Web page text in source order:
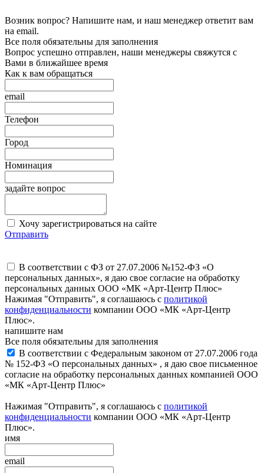
Возник вопрос? Напишите нам, и наш менеджер ответит вам
на email.
Все поля обязательны для заполнения
Вопрос успешно отправлен, наши менеджеры свяжутся с
Вами в ближайшее время
Как к вам обращаться
email
Телефон
Город
Номинация
задайте вопрос
Хочу зарегистрироваться на сайте
Отправить
В соответствии с ФЗ от 27.07.2006 №152-ФЗ «О
персональных данных», я даю свое согласие на обработку
персональных данных ООО «МК «Арт-Центр Плюс»
Нажимая "Отправить", я соглашаюсь с политикой
конфиденциальности компании ООО «МК «Арт-Центр
Плюс».
напишите нам
Все поля обязательны для заполнения
В соответствии с Федеральным законом от 27.07.2006 года
№ 152-ФЗ «О персональных данных» , я даю свое письменное
согласие на обработку персональных данных компанией ООО
«МК «Арт-Центр Плюс»
Нажимая "Отправить", я соглашаюсь с политикой
конфиденциальности компании ООО «МК «Арт-Центр
Плюс».
имя
email